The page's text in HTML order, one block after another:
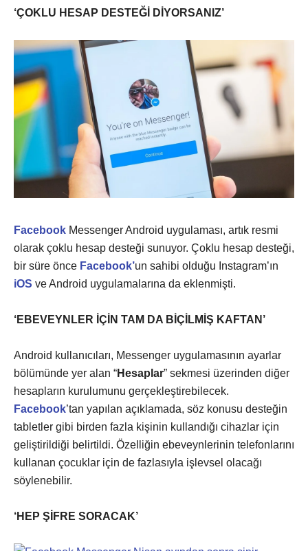
‘ÇOKLU HESAP DESTEĞİ DİYORSANIZ’
Facebook Messenger Android uygulaması, artık resmi
olarak çoklu hesap desteği sunuyor. Çoklu hesap desteği,
bir süre önce Facebook’un sahibi olduğu Instagram’ın
iOS ve Android uygulamalarına da eklenmişti.
‘EBEVEYNLER İÇİN TAM DA BİÇİLMİŞ KAFTAN’
Android kullanıcıları, Messenger uygulamasının ayarlar
bölümünde yer alan “Hesaplar” sekmesi üzerinden diğer
hesapların kurulumunu gerçekleştirebilecek.
Facebook’tan yapılan açıklamada, söz konusu desteğin
tabletler gibi birden fazla kişinin kullandığı cihazlar için
geliştirildiği belirtildi. Özelliğin ebeveynlerinin telefonlarını
kullanan çocuklar için de fazlasıyla işlevsel olacağı
söylenebilir.
‘HEP ŞİFRE SORACAK’